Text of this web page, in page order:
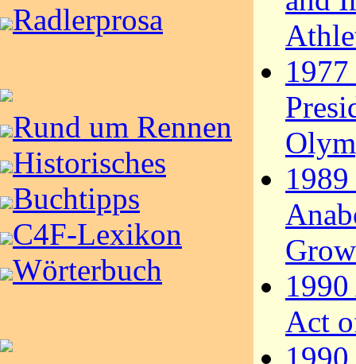
Radlerprosa
Rund um Rennen
Historisches
Buchtipps
C4F-Lexikon
Wörterbuch
Act